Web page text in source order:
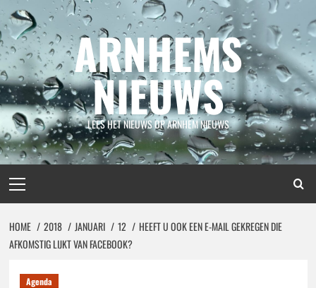
Spring
naar
inhoud
ARNHEMS
NIEUWS
LEES HET NIEUWS OP ARNHEM NIEUWS
menu
HOME 2018 JANUARI 12
HEEFT U OOK EEN E-MAIL GEKREGEN DIE
AFKOMSTIG LIJKT VAN FACEBOOK?
Agenda